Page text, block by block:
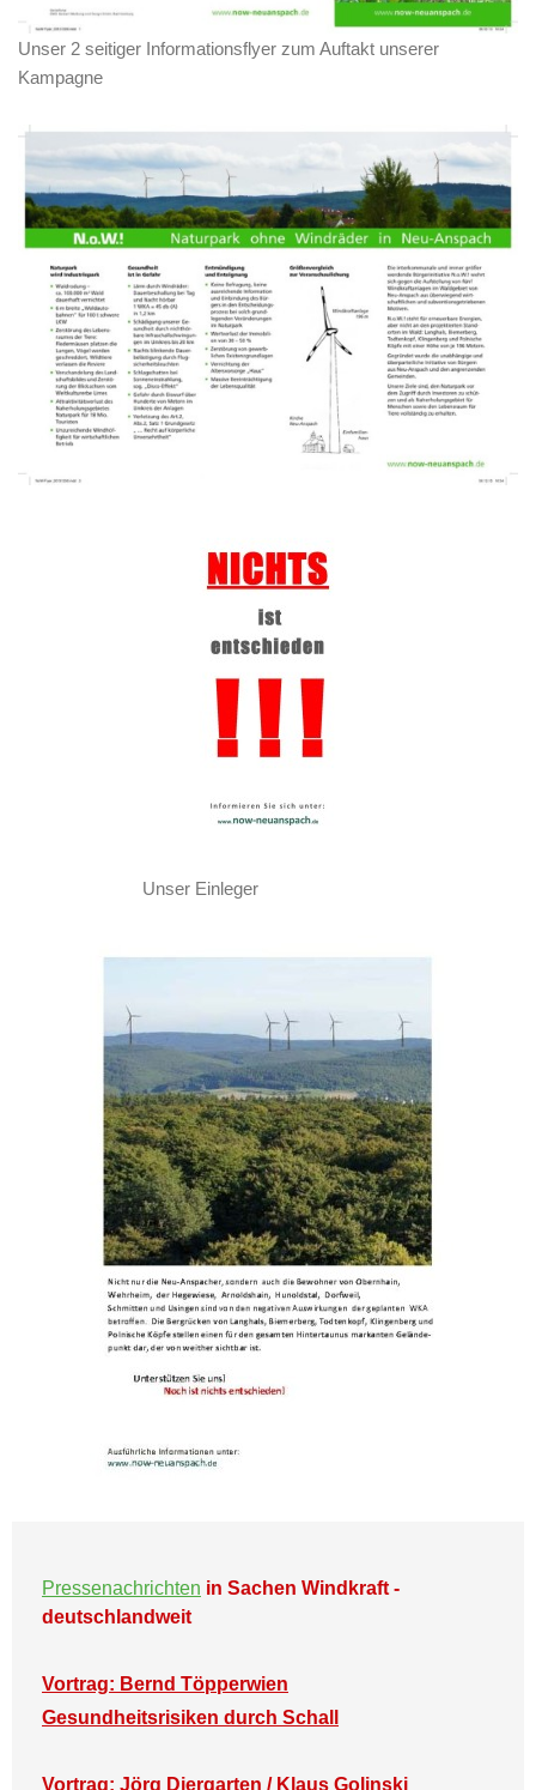
Unser 2 seitiger Informationsflyer zum Auftakt unserer
Kampagne
Unser Einleger
Pressenachrichten in Sachen Windkraft -
deutschlandweit
Vortrag: Bernd Töpperwien
Gesundheitsrisiken durch Schall
Vortrag: Jörg Diergarten / Klaus Golinski